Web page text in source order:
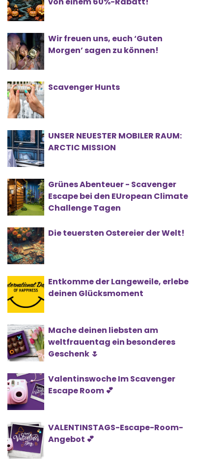
Wir freuen uns, euch ‘Guten
Morgen’ sagen zu können!
Scavenger Hunts
UNSER NEUESTER MOBILER RAUM:
ARCTIC MISSION
Grünes Abenteuer - Scavenger
Escape bei den EUropean Climate
Challenge Tagen
Die teuersten Ostereier der Welt!
Entkomme der Langeweile, erlebe
deinen Glücksmoment
Mache deinen liebsten am
weltfrauentag ein besonderes
Geschenk 🌷
Valentinswoche Im Scavenger
Escape Room 💕
VALENTINSTAGS-Escape-Room-
Angebot 💕